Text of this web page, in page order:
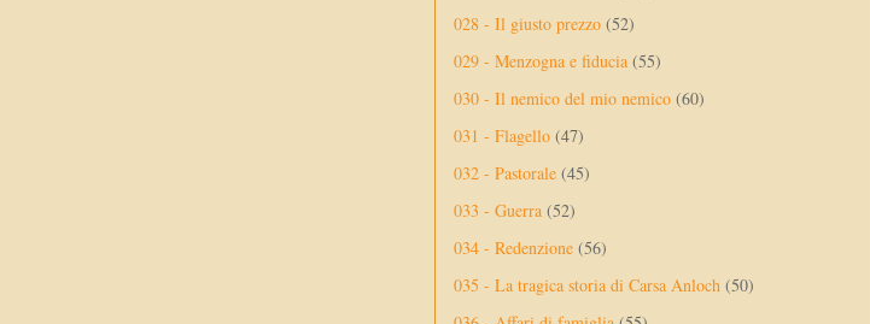
028 - Il giusto prezzo (52)
029 - Menzogna e fiducia (55)
030 - Il nemico del mio nemico (60)
031 - Flagello (47)
032 - Pastorale (45)
033 - Guerra (52)
034 - Redenzione (56)
035 - La tragica storia di Carsa Anloch (50)